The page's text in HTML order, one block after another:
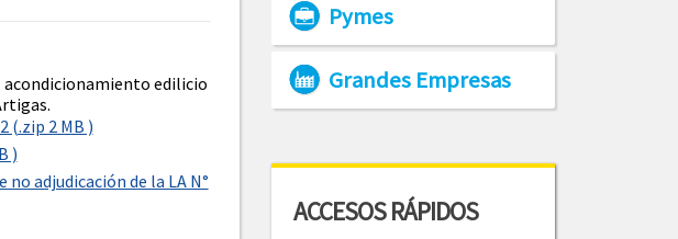
edilicio
(.zip 2 MB )
)
adjudicación de la LA N°
Pymes
Grandes Empresas
ACCESOS RÁPIDOS